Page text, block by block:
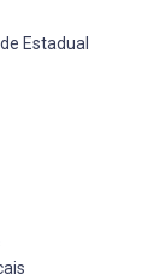
Estadual